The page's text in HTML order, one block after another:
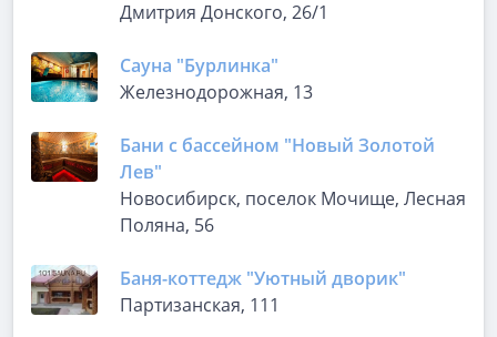
Дмитрия Донского, 26/1
Сауна "Бурлинка"
Железнодорожная, 13
Бани с бассейном "Новый Золотой
Лев"
Новосибирск, поселок Мочище, Лесная
Поляна, 56
Баня-коттедж "Уютный дворик"
Партизанская, 111